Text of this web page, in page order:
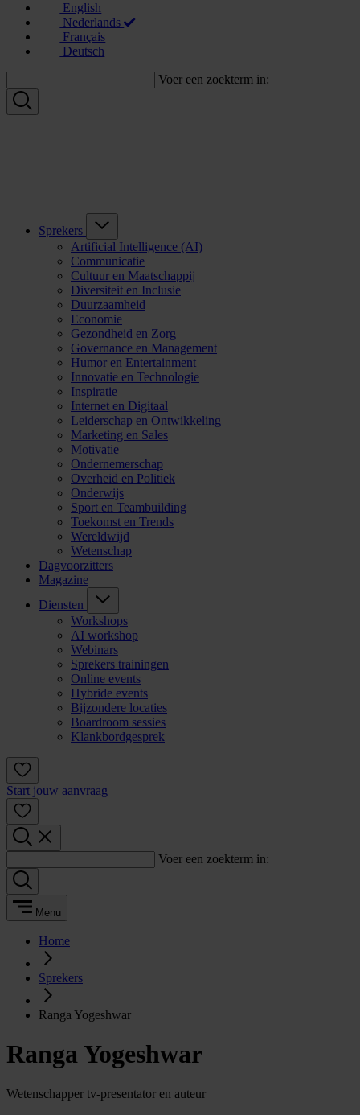
English
Nederlands
Français
Deutsch
Voer een zoekterm in:
Sprekers
Artificial Intelligence (AI)
Communicatie
Cultuur en Maatschappij
Diversiteit en Inclusie
Duurzaamheid
Economie
Gezondheid en Zorg
Governance en Management
Humor en Entertainment
Innovatie en Technologie
Inspiratie
Internet en Digitaal
Leiderschap en Ontwikkeling
Marketing en Sales
Motivatie
Ondernemerschap
Overheid en Politiek
Onderwijs
Sport en Teambuilding
Toekomst en Trends
Wereldwijd
Wetenschap
Dagvoorzitters
Magazine
Diensten
Workshops
AI workshop
Webinars
Sprekers trainingen
Online events
Hybride events
Bijzondere locaties
Boardroom sessies
Klankbordgesprek
Start jouw aanvraag
Voer een zoekterm in:
Menu
Home
Sprekers
Ranga Yogeshwar
Ranga Yogeshwar
Wetenschapper tv-presentator en auteur